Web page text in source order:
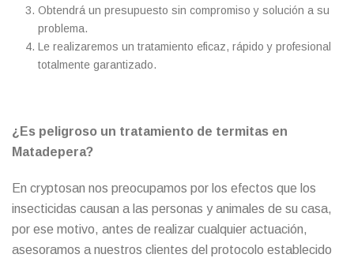
Obtendrá un presupuesto sin compromiso y solución a su
problema.
Le realizaremos un tratamiento eficaz, rápido y profesional
totalmente garantizado.
¿Es peligroso un tratamiento de termitas en
Matadepera?
En cryptosan nos preocupamos por los efectos que los
insecticidas causan a las personas y animales de su casa,
por ese motivo, antes de realizar cualquier actuación,
asesoramos a nuestros clientes del protocolo establecido